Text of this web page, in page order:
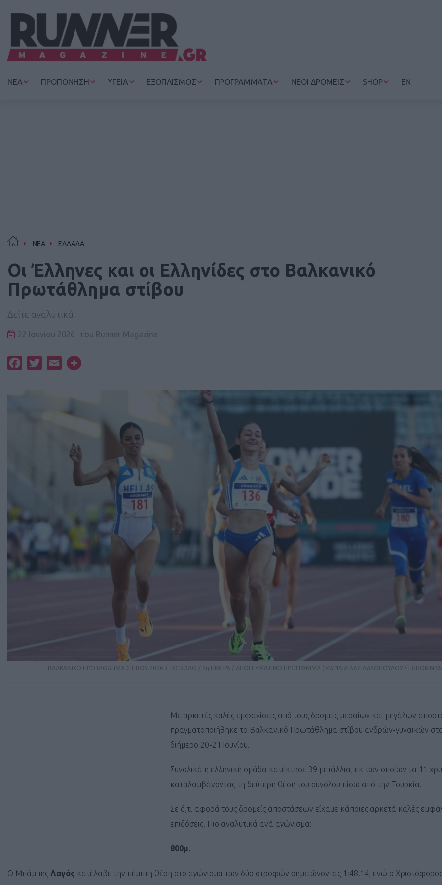
ΝΕΑ ΠΡΟΠΟΝΗΣΗ ΥΓΕΙΑ ΕΞΟΠΛΙΣΜΟΣ ΠΡΟΓΡΑΜΜΑΤΑ ΝΕΟΙ ΔΡΟΜΕΙΣ SHOP EN
ΝΕΑ ΕΛΛΑΔΑ
Οι Έλληνες και οι Ελληνίδες στο Βαλκανικό
Πρωτάθλημα στίβου
Δείτε αναλυτικά
22 Ιουνίου 2026 του Runner Magazine
FacebookTwitterEmail
ΒΑΛΚΑΝΙΚΟ ΠΡΩΤΑΘΛΗΜΑ ΣΤΙΒΟΥ 2026 ΣΤΟ ΒΟΛΟ / 2η ΗΜΕΡΑ / ΑΠΟΓΕΥΜΑΤΙΝΟ ΠΡΟΓΡΑΜΜΑ (ΜΑΡΙΛΙΑ ΒΑΣΙΛΑΚΟΠΟΥΛΟΥ / EUROKINISSI)
Mε αρκετές καλές εμφανίσεις από τους δρομείς μεσαίων και μεγάλων
πραγματοποιήθηκε το Βαλκανικό Πρωτάθλημα στίβου ανδρών-γυναικών
διήμερο 20-21 Ιουνίου.
Συνολικά η ελληνική ομάδα κατέκτησε 39 μετάλλια, εκ των οποίων τα 11
καταλαμβάνοντας τη δεύτερη θέση του συνόλου πίσω από την Τουρκία.
Σε ό,τι αφορά τους δρομείς αποστάσεων είχαμε κάποιες αρκετά καλές
επιδόσεις. Πιο αναλυτικά ανά αγώνισμα:
800μ.
Ο Μπάμπης Λαγός κατέλαβε την πέμπτη θέση στο αγώνισμα των δύο στροφών σημειώνοντας 1:48.14, ενώ ο Χριστόφορος